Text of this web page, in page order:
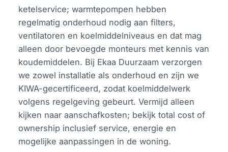
ketelservice; warmtepompen hebben
regelmatig onderhoud nodig aan filters,
ventilatoren en koelmiddelniveaus en dat mag
alleen door bevoegde monteurs met kennis van
koudemiddelen. Bij Ekaa Duurzaam verzorgen
we zowel installatie als onderhoud en zijn we
KIWA-gecertificeerd, zodat koelmiddelwerk
volgens regelgeving gebeurt. Vermijd alleen
kijken naar aanschafkosten; bekijk total cost of
ownership inclusief service, energie en
mogelijke aanpassingen in de woning.